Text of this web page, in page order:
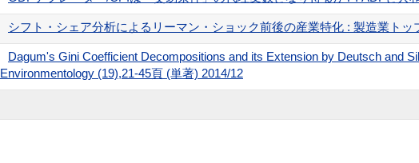
シフト・シェア分析によるリーマン・ショック前後の産業特化 : 製造業ト
Dagum's Gini Coefficient Decompositions and its Extension by Deutsch and
Environmentology (19),21-45頁 (単著) 2014/12